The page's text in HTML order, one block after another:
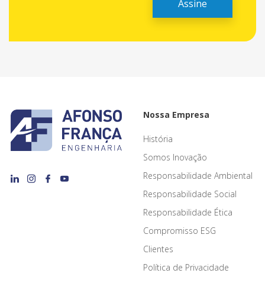
Nossa Empresa
História
Somos Inovação
Responsabilidade Ambiental
Responsabilidade Social
Responsabilidade Ética
Compromisso ESG
Clientes
Política de Privacidade